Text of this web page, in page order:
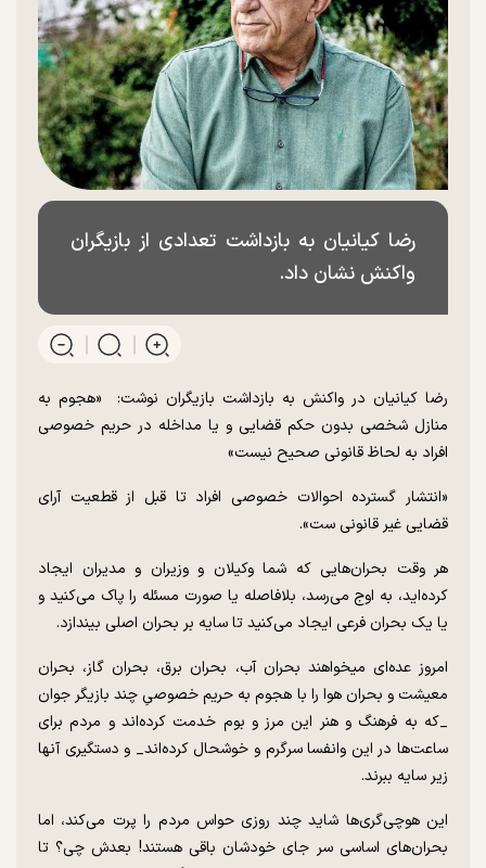
رضا کیانیان به بازداشت تعدادی از بازیگران
واکنش نشان داد.
رضا کیانیان در واکنش به بازداشت بازیگران نوشت: ⁨ «هجوم به
منازل شخصی بدون حکم قضایی و یا مداخله در حریم خصوصی
افراد به لحاظ قانونی صحیح نیست»
«انتشار گسترده احوالات خصوصی افراد تا قبل از قطعیت آرای
قضایی غیر قانونی ست».
هر وقت بحران‌هایی که شما وکیلان و وزیران و مدیران ایجاد
کرده‌اید، به اوج می‌رسد، بلافاصله یا صورت مسئله را پاک می‌کنید و
یا یک بحران فرعی ایجاد می‌کنید تا سایه بر بحران اصلی بیندازد.
امروز عده‌ای میخواهند بحران آب، بحران برق، بحران گاز، بحران
معیشت و بحران هوا را با هجوم به حریم خصوصیِ چند بازیگر جوان
_که به فرهنگ و هنر این مرز و بوم خدمت کرده‌اند و مردم برای
ساعت‌ها در این وانفسا سرگرم و خوشحال کرده‌اند_ و دستگیری آنها
زیر سایه ببرند.
این هوچی‌گری‌ها شاید چند روزی حواس مردم را پرت می‌کند، اما
بحران‌های اساسی سر جای خودشان باقی هستند! بعدش چی؟ تا